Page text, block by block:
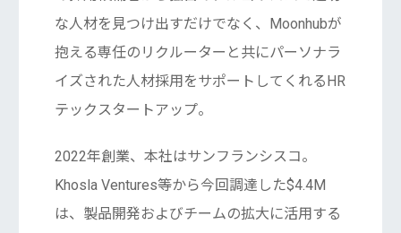
な人材を見つけ出すだけでなく、Moonhubが
抱える専任のリクルーターと共にパーソナラ
イズされた人材採用をサポートしてくれるHR
テックスタートアップ。
2022年創業、本社はサンフランシスコ。
Khosla Ventures等から今回調達した$4.4M
は、製品開発およびチームの拡大に活用する